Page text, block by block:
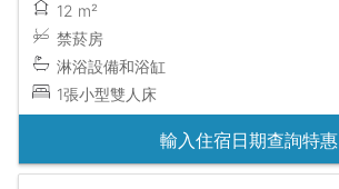
12 m²
禁菸房
淋浴設備和浴缸
1張小型雙人床
輸入住宿日期查詢特惠